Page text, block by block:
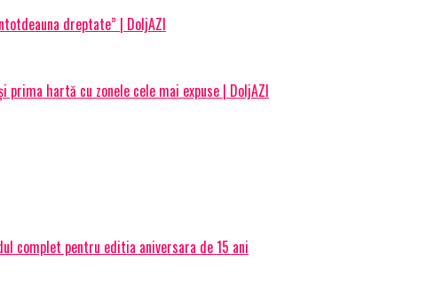
dreptate” | DoljAZI
hartă cu zonele cele mai expuse | DoljAZI
complet pentru editia aniversara de 15 ani